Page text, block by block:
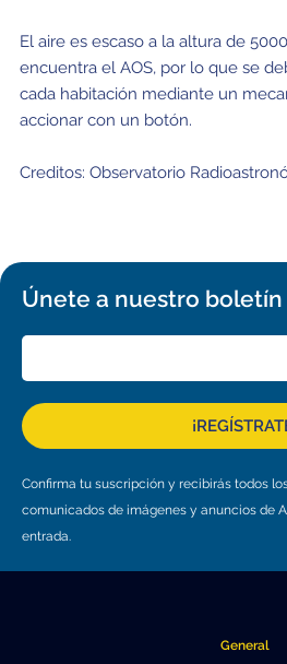
Expositores
SOC / LOC
Información de viaje / logística
Lugar y Alojamiento
Registro
El aire es escaso a la altura de
encuentra el AOS, por lo que se
cada habitación mediante un
accionar con un botón.
Creditos: Observatorio
Únete a nuestro
Confirma tu suscripción y recibirás todos
comunicados de imágenes y anuncios de
entrada.
General